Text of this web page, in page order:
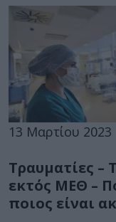
13 Μαρτίου 2023
Τραυματίες –
εκτός ΜΕΘ –
ποιος είναι